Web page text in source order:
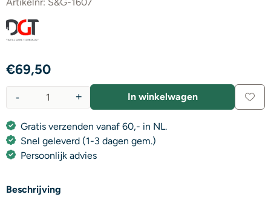
€69,50
+
- In winkelwagen
Gratis verzenden vanaf 60,- in NL.
Snel geleverd (1-3 dagen gem.)
Persoonlijk advies
Beschrijving